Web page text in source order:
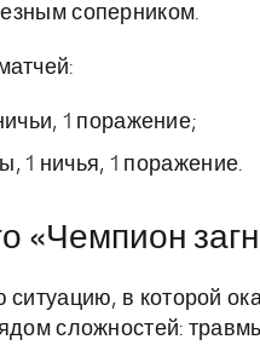
соперником.
1 поражение;
1 ничья, 1 поражение.
«Чемпион
ситуацию, в которой
сложностей: